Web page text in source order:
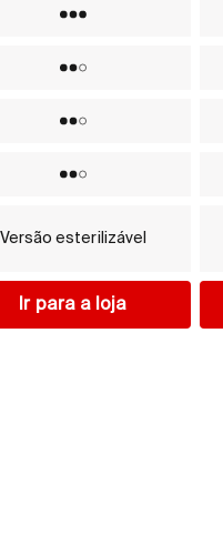
Versão esterilizável
Ir para a loja